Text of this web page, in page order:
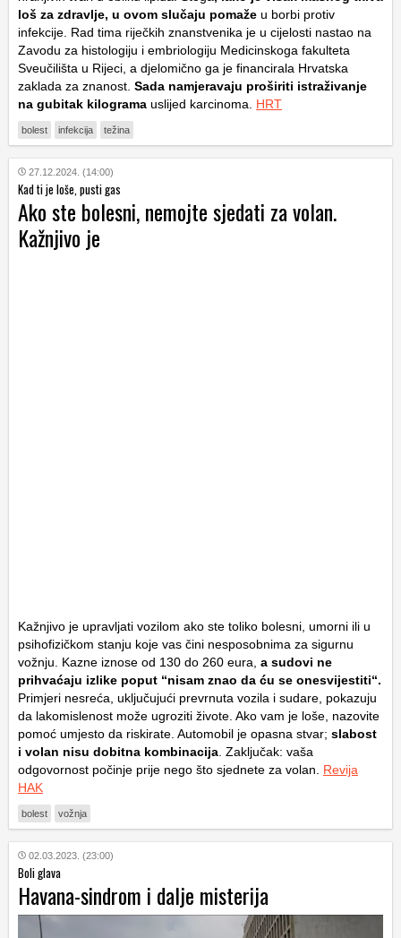
loš za zdravlje, u ovom slučaju pomaže u borbi protiv
infekcije. Rad tima riječkih znanstvenika je u cijelosti nastao na
Zavodu za histologiju i embriologiju Medicinskoga fakulteta
Sveučilišta u Rijeci, a djelomično ga je financirala Hrvatska
zaklada za znanost. Sada namjeravaju proširiti istraživanje
na gubitak kilograma uslijed karcinoma. HRT
bolest infekcija težina
27.12.2024. (14:00)
Kad ti je loše, pusti gas
Ako ste bolesni, nemojte sjedati za volan.
Kažnjivo je
Kažnjivo je upravljati vozilom ako ste toliko bolesni, umorni ili u
psihofizičkom stanju koje vas čini nesposobnima za sigurnu
vožnju. Kazne iznose od 130 do 260 eura, a sudovi ne
prihvaćaju izlike poput “nisam znao da ću se onesvijestiti“.
Primjeri nesreća, uključujući prevrnuta vozila i sudare, pokazuju
da lakomislenost može ugroziti živote. Ako vam je loše, nazovite
pomoć umjesto da riskirate. Automobil je opasna stvar; slabost
i volan nisu dobitna kombinacija. Zaključak: vaša
odgovornost počinje prije nego što sjednete za volan. Revija
HAK
bolest vožnja
02.03.2023. (23:00)
Boli glava
Havana-sindrom i dalje misterija